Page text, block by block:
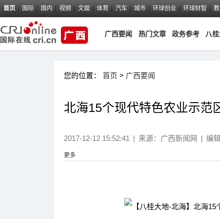
首页 国际 国内 视频 文娱 体育 汽车 城市 环球创业 环球财智
广西要闻 热门文章 政务参考 八
您的位置： 首页 > 广西要闻
北海15个现代特色农业示范
2017-12-12 15:52:41 | 来源： 广西新闻网 | 编
更多